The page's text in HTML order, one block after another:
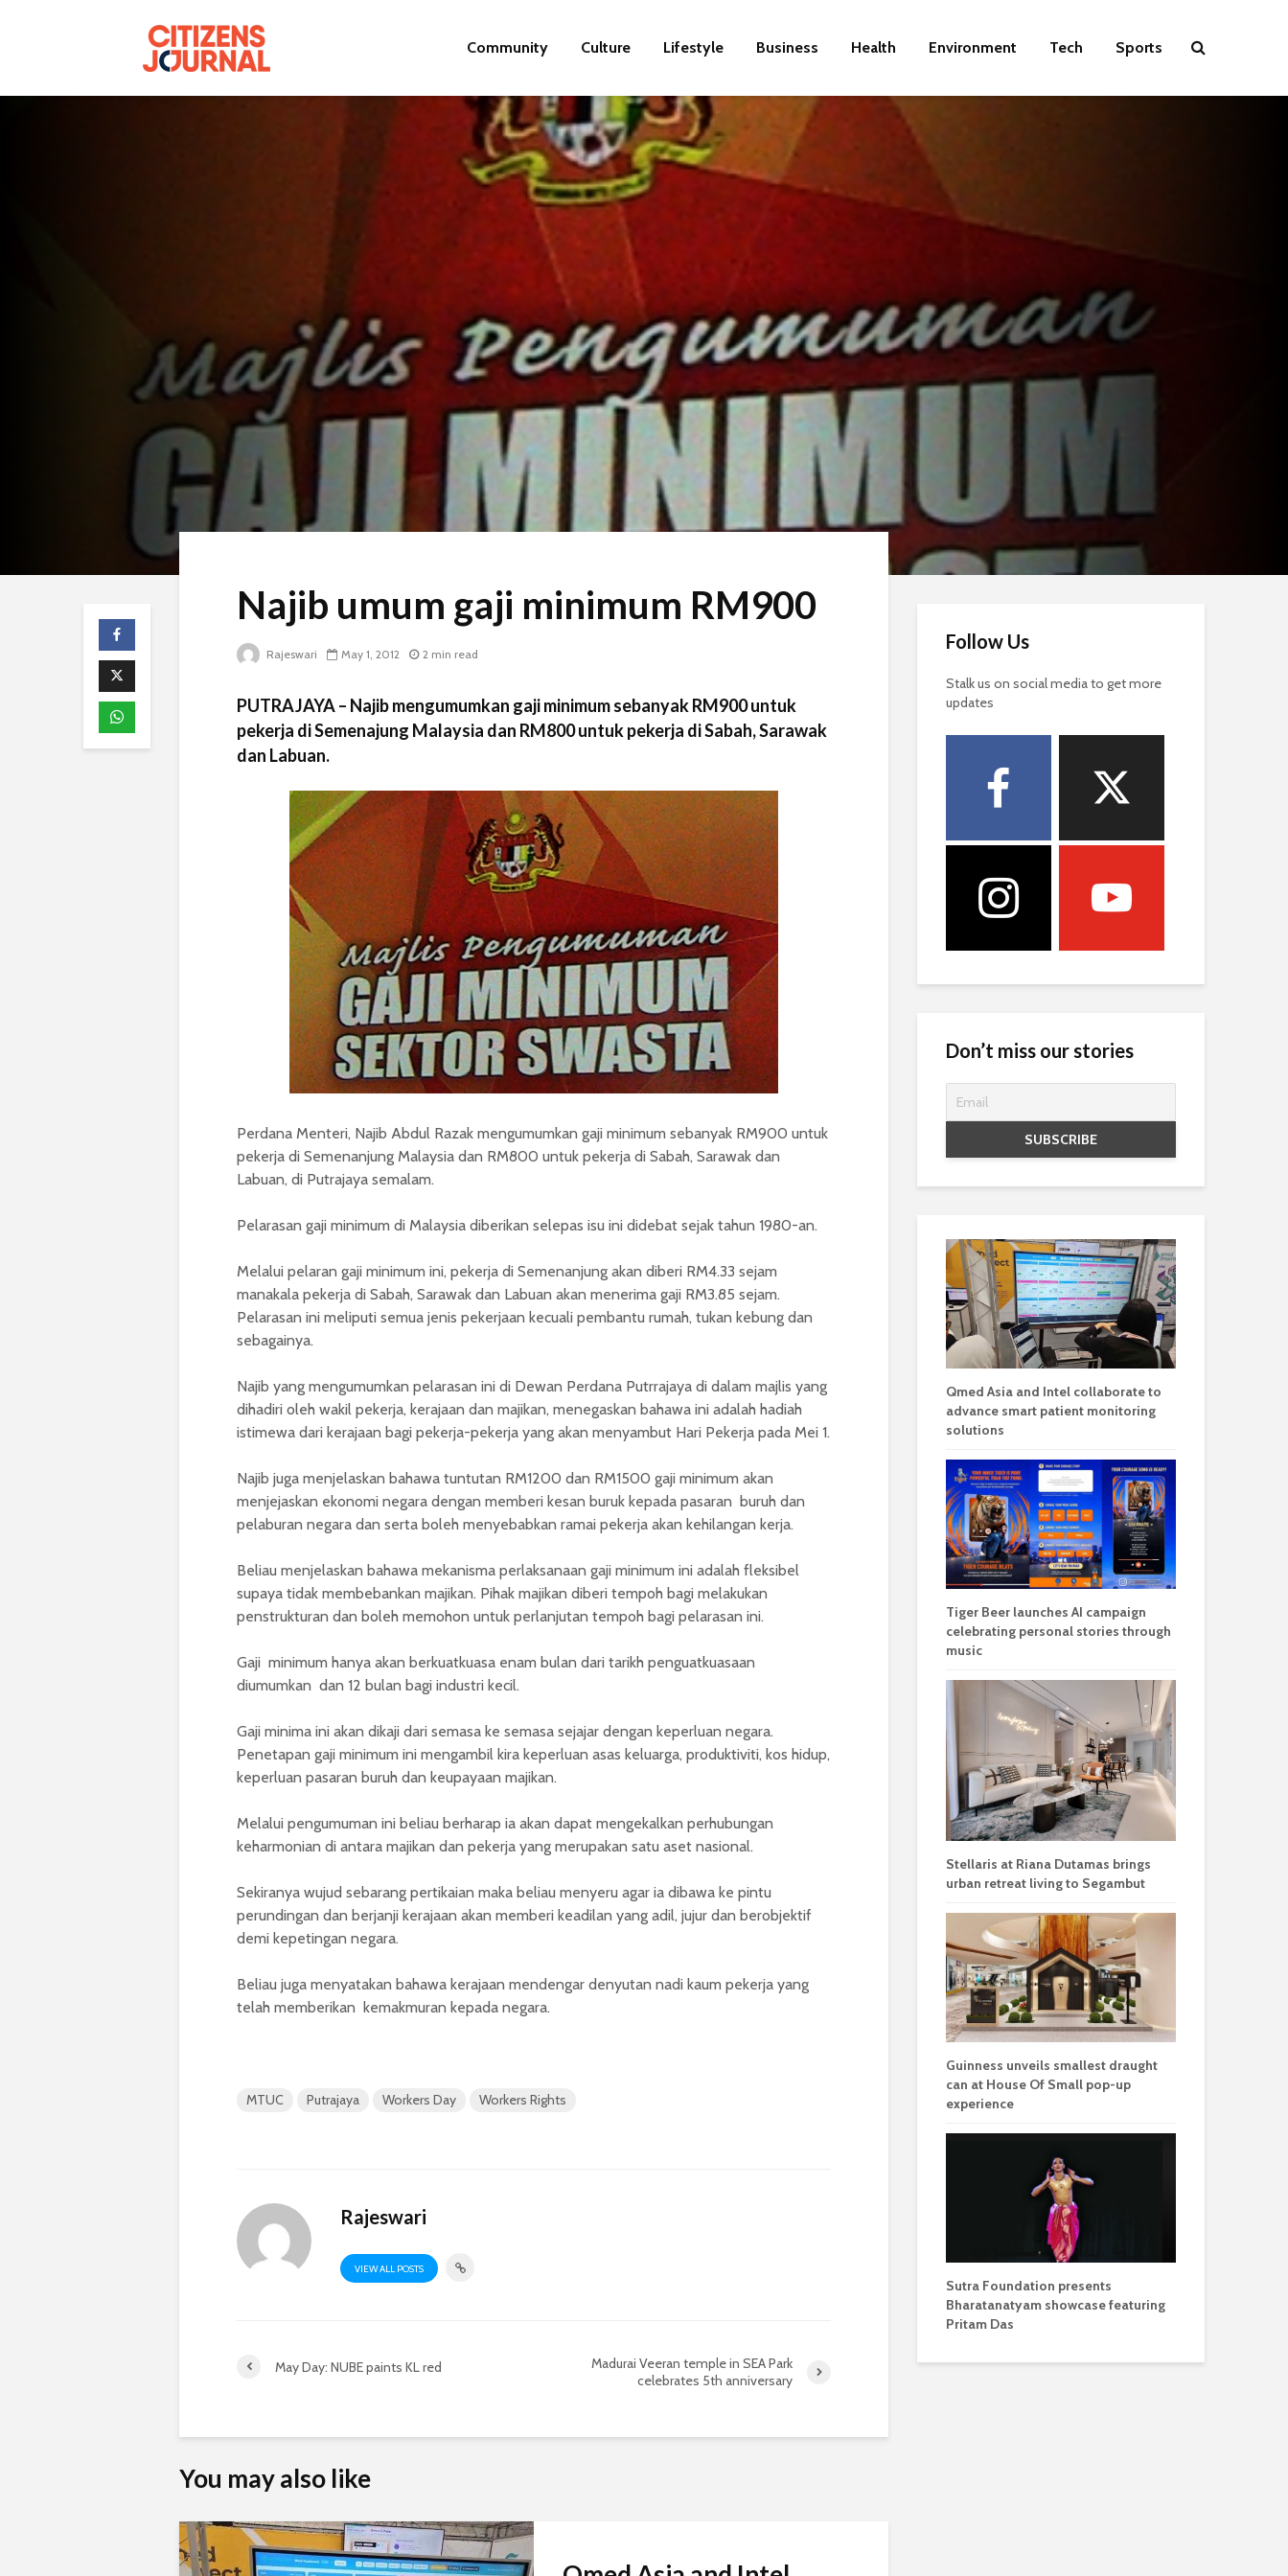
Community Culture Lifestyle Business Health Environment Tech Sports
Najib umum gaji minimum RM900
Rajeswari May 1, 2012 2 min read
PUTRAJAYA – Najib mengumumkan gaji minimum sebanyak RM900 untuk
pekerja di Semenajung Malaysia dan RM800 untuk pekerja di Sabah, Sarawak
dan Labuan.
Perdana Menteri, Najib Abdul Razak mengumumkan gaji minimum sebanyak RM900 untuk
pekerja di Semenanjung Malaysia dan RM800 untuk pekerja di Sabah, Sarawak dan
Labuan, di Putrajaya semalam.
Pelarasan gaji minimum di Malaysia diberikan selepas isu ini didebat sejak tahun 1980-an.
Melalui pelaran gaji minimum ini, pekerja di Semenanjung akan diberi RM4.33 sejam
manakala pekerja di Sabah, Sarawak dan Labuan akan menerima gaji RM3.85 sejam.
Pelarasan ini meliputi semua jenis pekerjaan kecuali pembantu rumah, tukan kebung dan
sebagainya.
Najib yang mengumumkan pelarasan ini di Dewan Perdana Putrrajaya di dalam majlis yang
dihadiri oleh wakil pekerja, kerajaan dan majikan, menegaskan bahawa ini adalah hadiah
istimewa dari kerajaan bagi pekerja-pekerja yang akan menyambut Hari Pekerja pada Mei 1.
Najib juga menjelaskan bahawa tuntutan RM1200 dan RM1500 gaji minimum akan
menjejaskan ekonomi negara dengan memberi kesan buruk kepada pasaran buruh dan
pelaburan negara dan serta boleh menyebabkan ramai pekerja akan kehilangan kerja.
Beliau menjelaskan bahawa mekanisma perlaksanaan gaji minimum ini adalah fleksibel
supaya tidak membebankan majikan. Pihak majikan diberi tempoh bagi melakukan
penstrukturan dan boleh memohon untuk perlanjutan tempoh bagi pelarasan ini.
Gaji minimum hanya akan berkuatkuasa enam bulan dari tarikh penguatkuasaan
diumumkan dan 12 bulan bagi industri kecil.
Gaji minima ini akan dikaji dari semasa ke semasa sejajar dengan keperluan negara.
Penetapan gaji minimum ini mengambil kira keperluan asas keluarga, produktiviti, kos hidup,
keperluan pasaran buruh dan keupayaan majikan.
Melalui pengumuman ini beliau berharap ia akan dapat mengekalkan perhubungan
keharmonian di antara majikan dan pekerja yang merupakan satu aset nasional.
Sekiranya wujud sebarang pertikaian maka beliau menyeru agar ia dibawa ke pintu
perundingan dan berjanji kerajaan akan memberi keadilan yang adil, jujur dan berobjektif
demi kepetingan negara.
Beliau juga menyatakan bahawa kerajaan mendengar denyutan nadi kaum pekerja yang
telah memberikan kemakmuran kepada negara.
MTUC Putrajaya Workers Day Workers Rights
Rajeswari
VIEW ALL POSTS
May Day: NUBE paints KL red
Madurai Veeran temple in SEA Park
celebrates 5th anniversary
You may also like
Follow Us
Stalk us on social media to get more
updates
Don’t miss our stories
Qmed Asia and Intel collaborate to
advance smart patient monitoring
solutions
Tiger Beer launches AI campaign
celebrating personal stories through
music
Stellaris at Riana Dutamas brings
urban retreat living to Segambut
Guinness unveils smallest draught
can at House Of Small pop-up
experience
Sutra Foundation presents
Bharatanatyam showcase featuring
Pritam Das